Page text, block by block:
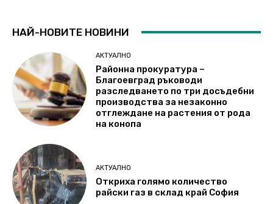
НАЙ-НОВИТЕ НОВИНИ
АКТУАЛНО
Районна прокуратура –
Благоевград ръководи
разследването по три досъдебни
производства за незаконно
отглеждане на растения от рода
на конопа
АКТУАЛНО
Откриха голямо количество
райски газ в склад край София